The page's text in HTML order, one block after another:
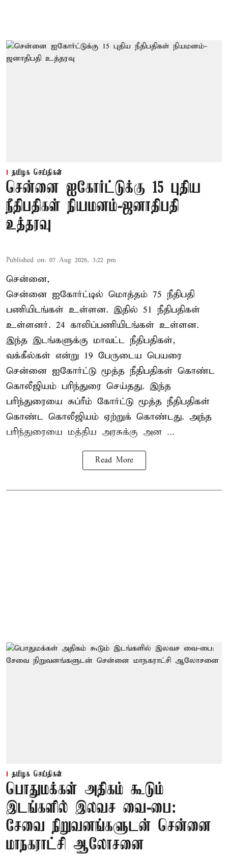
தமிழக செய்திகள்
சென்னை ஐகோர்ட்டுக்கு 15 புதிய
நீதிபதிகள் நியமனம்-ஜனாதிபதி
உத்தரவு
Published on: 07 Aug 2026, 3:22 pm
சென்னை,
சென்னை ஐகோர்ட்டில் மொத்தம் 75 நீதிபதி
பணியிடங்கள் உள்ளன. இதில் 51 நீதிபதிகள்
உள்ளனர். 24 காலிப்பணியிடங்கள் உள்ளன.
இந்த இடங்களுக்கு மாவட்ட நீதிபதிகள்,
வக்கீல்கள் என்று 19 பேருடைய பெயரை
சென்னை ஐகோர்ட்டு மூத்த நீதிபதிகள் கொண்ட
கொலீஜியம் பரிந்துரை செய்தது. இந்த
பரிந்துரையை சுப்ரீம் கோர்ட்டு மூத்த நீதிபதிகள்
கொண்ட கொலீஜியம் ஏற்றுக் கொண்டது. அந்த
பரிந்துரையை மத்திய அரசுக்கு அன ...
Read More
தமிழக செய்திகள்
பொதுமக்கள் அதிகம் கூடும்
இடங்களில் இலவச வை-பை:
சேவை நிறுவனங்களுடன் சென்னை
மாநகராட்சி ஆலோசனை